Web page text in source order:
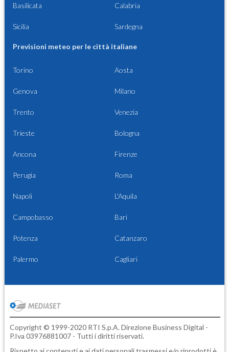
Basilicata Calabria
Sicilia Sardegna
Previsioni meteo per le città italiane
Torino Aosta
Genova Milano
Trento Venezia
Trieste Bologna
Ancona Firenze
Perugia Roma
Napoli L'Aquila
Campobasso Bari
Potenza Catanzaro
Palermo Cagliari
Copyright © 1999-2020 RTI S.p.A. Direzione Business Digital -
P.Iva 03976881007 - Tutti i diritti riservati.